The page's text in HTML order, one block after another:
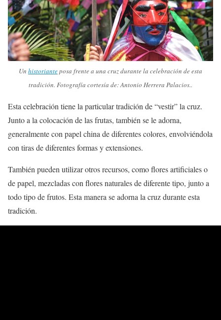
Un historianteposa frente a una cruz durante la celebración de esta
tradición. Fotografía cortesía de: Antonio Herrera Palacios..
Esta celebración tiene la particular tradición de “vestir” la cruz.
Junto a la colocación de las frutas, también se le adorna,
generalmente con papel china de diferentes colores, envolviéndola
con tiras de diferentes formas y extensiones.
También pueden utilizar otros recursos, como flores artificiales o
de papel, mezcladas con flores naturales de diferente tipo, junto a
todo tipo de frutos. Esta manera se adorna la cruz durante esta
tradición.